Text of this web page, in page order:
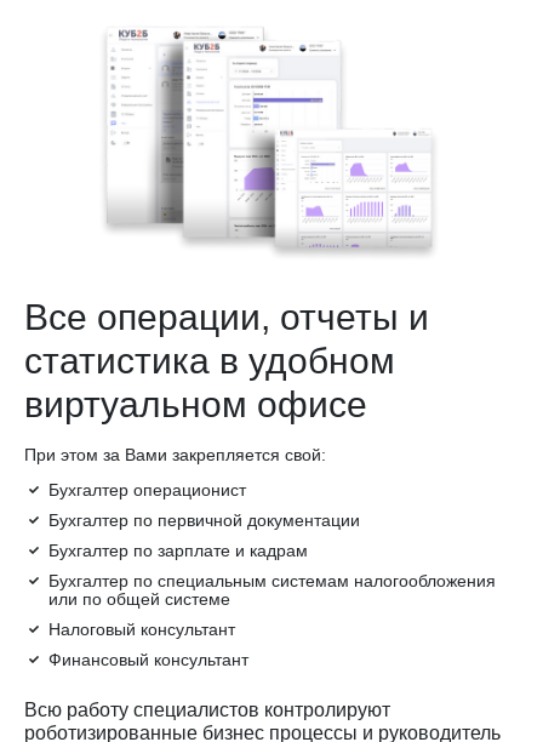
Все операции, отчеты и
статистика в удобном
виртуальном офисе
При этом за Вами закрепляется свой:
Бухгалтер операционист
Бухгалтер по первичной документации
Бухгалтер по зарплате и кадрам
Бухгалтер по специальным системам налогообложения
или по общей системе
Налоговый консультант
Финансовый консультант
Всю работу специалистов контролируют
роботизированные бизнес процессы и руководитель